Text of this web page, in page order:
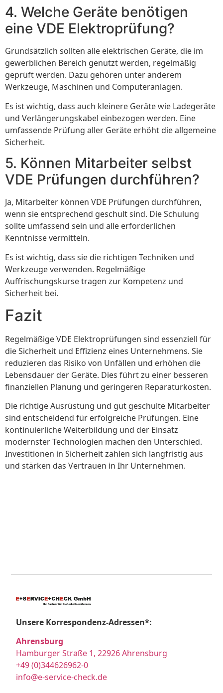
4. Welche Geräte benötigen
eine VDE Elektroprüfung?
Grundsätzlich sollten alle elektrischen Geräte, die im
gewerblichen Bereich genutzt werden, regelmäßig
geprüft werden. Dazu gehören unter anderem
Werkzeuge, Maschinen und Computeranlagen.
Es ist wichtig, dass auch kleinere Geräte wie Ladegeräte
und Verlängerungskabel einbezogen werden. Eine
umfassende Prüfung aller Geräte erhöht die allgemeine
Sicherheit.
5. Können Mitarbeiter selbst
VDE Prüfungen durchführen?
Ja, Mitarbeiter können VDE Prüfungen durchführen,
wenn sie entsprechend geschult sind. Die Schulung
sollte umfassend sein und alle erforderlichen
Kenntnisse vermitteln.
Es ist wichtig, dass sie die richtigen Techniken und
Werkzeuge verwenden. Regelmäßige
Auffrischungskurse tragen zur Kompetenz und
Sicherheit bei.
Fazit
Regelmäßige VDE Elektroprüfungen sind essenziell für
die Sicherheit und Effizienz eines Unternehmens. Sie
reduzieren das Risiko von Unfällen und erhöhen die
Lebensdauer der Geräte. Dies führt zu einer besseren
finanziellen Planung und geringeren Reparaturkosten.
Die richtige Ausrüstung und gut geschulte Mitarbeiter
sind entscheidend für erfolgreiche Prüfungen. Eine
kontinuierliche Weiterbildung und der Einsatz
modernster Technologien machen den Unterschied.
Investitionen in Sicherheit zahlen sich langfristig aus
und stärken das Vertrauen in Ihr Unternehmen.
Unsere Korrespondenz-Adressen*:
Ahrensburg
Hamburger Straße 1, 22926 Ahrensburg
+49 (0)344626962-0
info@e-service-check.de